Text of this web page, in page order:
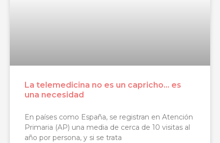
La telemedicina no es un capricho… es
una necesidad
En países como España, se registran en Atención
Primaria (AP) una media de cerca de 10 visitas al
año por persona, y si se trata